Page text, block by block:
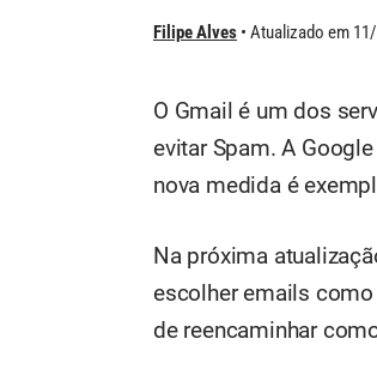
Filipe Alves Atualizado em
O Gmail é um dos
evitar Spam. A
nova medida é
Na próxima
escolher emails
de reencaminhar